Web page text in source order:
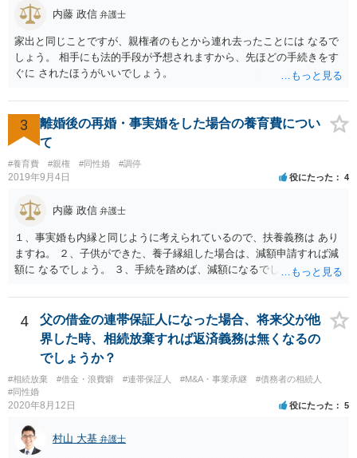
内藤 政信 弁護士
家出と同じことですが、親権者のもとから連れ去ったことには なるで
しょう。 相手にも法的手段が予想されますから、先ほどの手続きをす
ぐに されたほうがいいでしょう。
3
離婚後の再婚・事実婚をした場合の養育費につい
て
#養育費 #親権 #同性婚 #調停
2019年9月4日 役にたった 4
内藤 政信 弁護士
１、事実婚も内縁と同じように考えられているので、扶養義務は あり
ますね。 ２、子供ができた、養子縁組した場合は、減額申請すれば減
額に なるでしょう。 ３、手続を踏めば、減額になるでしょう。 ４、
しょう。 いろいろ議論のあるところですが、実務は上記のような運用
でしょう。
4
父の借金の連帯保証人になった場合、将来父が他
界した時、相続放棄すれば返済義務は無くなるの
でしょうか？
#相続放棄 #借金・浪費癖 #連帯保証人 #M&A・事業承継
#債務者の相続人
#同性婚
2020年8月12日 役にたった 5
村山 大基 弁護士